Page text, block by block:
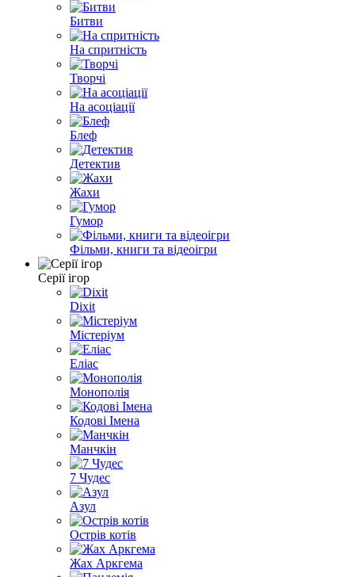
Битви
На спритність
Творчі
На асоціації
Блеф
Детектив
Жахи
Гумор
Фільми, книги та відеоігри
Серії ігор
Dixit
Містеріум
Еліас
Монополія
Кодові Імена
Манчкін
7 Чудес
Азул
Острів котів
Жах Аркгема